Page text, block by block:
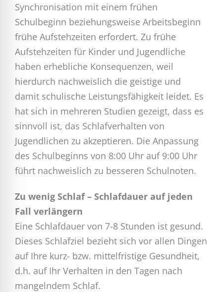
Synchronisation mit einem frühen
Schulbeginn beziehungsweise Arbeitsbeginn
frühe Aufstehzeiten erfordert. Zu frühe
Aufstehzeiten für Kinder und Jugendliche
haben erhebliche Konsequenzen, weil
hierdurch nachweislich die geistige und
damit schulische Leistungsfähigkeit leidet. Es
hat sich in mehreren Studien gezeigt, dass es
sinnvoll ist, das Schlafverhalten von
Jugendlichen zu akzeptieren. Die Anpassung
des Schulbeginns von 8:00 Uhr auf 9:00 Uhr
führt nachweislich zu besseren Schulnoten.
Zu wenig Schlaf – Schlafdauer auf jeden
Fall verlängern
Eine Schlafdauer von 7-8 Stunden ist gesund.
Dieses Schlafziel bezieht sich vor allen Dingen
auf Ihre kurz- bzw. mittelfristige Gesundheit,
d.h. auf Ihr Verhalten in den Tagen nach
mangelndem Schlaf.